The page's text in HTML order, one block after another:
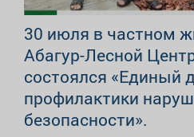
30 июля в частном
Абагур-Лесной
состоялся «Единый
профилактики
безопасности».